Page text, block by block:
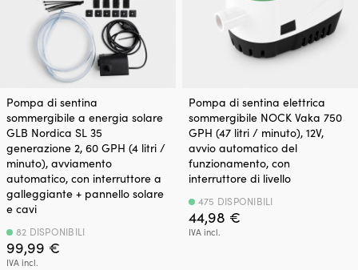
Pompa di sentina
sommergibile a energia solare
GLB Nordica SL 35
generazione 2, 60 GPH (4 litri /
minuto), avviamento
automatico, con interruttore a
galleggiante + pannello solare
e cavi
99,99 €
IVA incl.
82 DISPONIBILI
Pompa di sentina elettrica
sommergibile NOCK Vaka 750
GPH (47 litri / minuto), 12V,
avvio automatico del
funzionamento, con
interruttore di livello
44,98 €
IVA incl.
475 DISPONIBILI